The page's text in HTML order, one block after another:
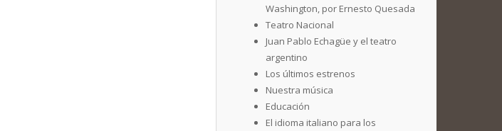
Washington, por Ernesto Quesada
Teatro Nacional
Juan Pablo Echagüe y el teatro
argentino
Los últimos estrenos
Nuestra música
Educación
El idioma italiano para los